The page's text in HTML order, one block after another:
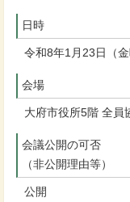
日時
令和8年1月23日（
会場
大府市役所5階 全員
会議公開の可否
（非公開理由等）
公開